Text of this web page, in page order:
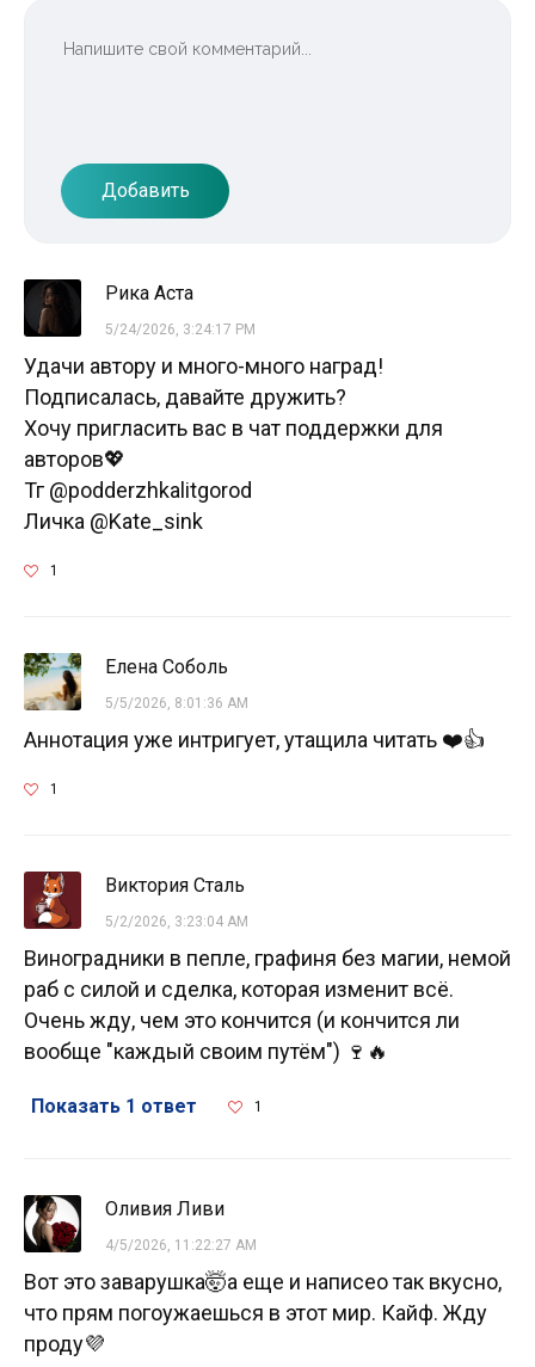
Добавить
Рика Аста
5/24/2026, 3:24:17 PM
Удачи автору и много-много наград!
Подписалась, давайте дружить?
Хочу пригласить вас в чат поддержки для
авторов💖
Тг @podderzhkalitgorod
Личка @Kate_sink
1
Елена Соболь
5/5/2026, 8:01:36 AM
Аннотация уже интригует, утащила читать ❤️👍
1
Виктория Сталь
5/2/2026, 3:23:04 AM
Виноградники в пепле, графиня без магии, немой
раб с силой и сделка, которая изменит всё.
Очень жду, чем это кончится (и кончится ли
вообще "каждый своим путём") 🍷🔥
Показать 1 ответ 1
Оливия Ливи
4/5/2026, 11:22:27 AM
Вот это заварушка🤯а еще и написео так вкусно,
что прям погоужаешься в этот мир. Кайф. Жду
проду💜